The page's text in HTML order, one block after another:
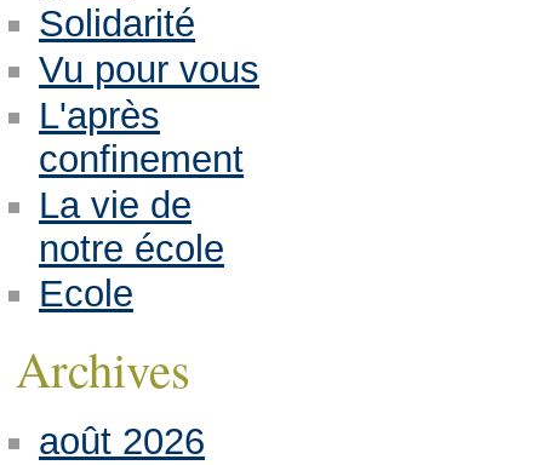
Solidarité
Vu pour vous
L'après
confinement
La vie de
notre école
Ecole
Archives
août 2026